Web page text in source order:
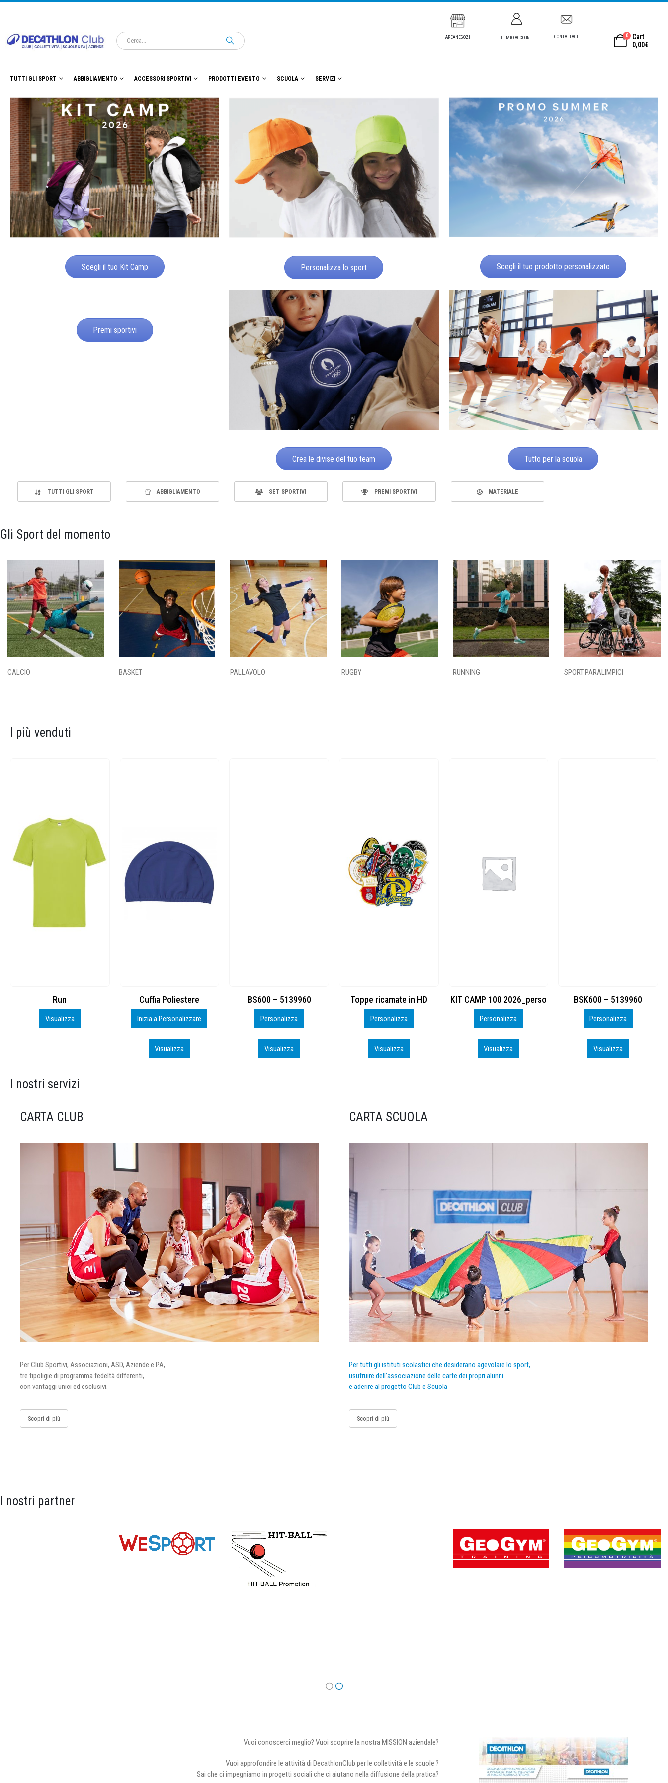
AREANEGOZI IL MIO ACCOUNT CONTATTACI 0
Cart
0,00€
TUTTI GLI SPORT ABBIGLIAMENTO ACCESSORI SPORTIVI PRODOTTI EVENTO SCUOLA SERVIZI
Scegli il tuo Kit Camp Personalizza lo sport Scegli il tuo prodotto personalizzato
Premi sportivi
Crea le divise del tuo team Tutto per la scuola
TUTTI GLI SPORT ABBIGLIAMENTO SET SPORTIVI PREMI SPORTIVI MATERIALE
Gli Sport del momento
CALCIO BASKET PALLAVOLO RUGBY RUNNING SPORT PARALIMPICI
I più venduti
Cuffia Poliestere
Inizia a Personalizzare
BS600 – 5139960
Personalizza
Visualizza
Toppe ricamate in HD
Personalizza
Visualizza
KIT CAMP 100 2026_perso
Personalizza
Visualizza
BSK600 – 5139960
Personalizza
Visualizza
DTF
Personalizza
Visualizza
I nostri servizi
CARTA CLUB
Per Club Sportivi, Associazioni, ASD, Aziende e PA,
tre tipoligie di programma fedeltà differenti,
con vantaggi unici ed esclusivi.
Scopri di più
CARTA SCUOLA
Per tutti gli istituti scolastici che desiderano agevolare lo sport,
usufruire dell’associazione delle carte dei propri alunni
e aderire al progetto Club e Scuola
Scopri di più
I nostri partner
Vuoi conoscerci meglio? Vuoi scoprire la nostra MISSION aziendale?
Vuoi approfondire le attività di DecathlonClub per le colletività e le scuole ?
Sai che ci impegniamo in progetti sociali che ci aiutano nella diffusione della pratica?